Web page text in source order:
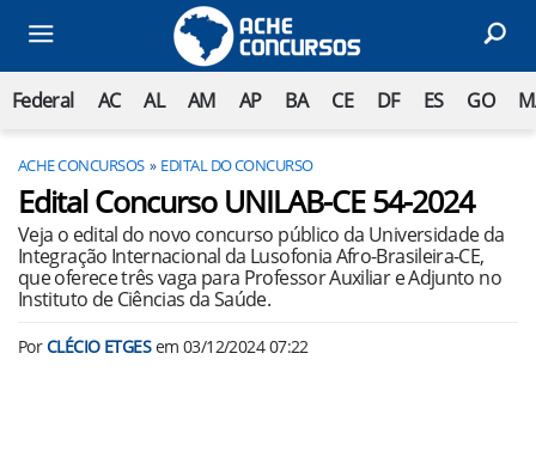
Federal AC AL AM AP BA CE DF ES GO
ACHE CONCURSOS EDITAL DO CONCURSO
Edital Concurso UNILAB-CE 54-2024
Veja o edital do novo concurso público da Universidade da
Integração Internacional da Lusofonia Afro-Brasileira-CE,
que oferece três vaga para Professor Auxiliar e Adjunto no
Instituto de Ciências da Saúde.
PorCLÉCIO ETGESem 03/12/2024 07:22